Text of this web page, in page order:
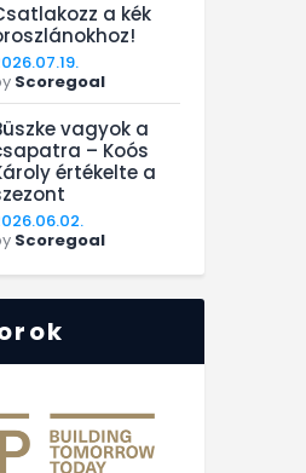
a kék
Scoregoal
vagyok a
– Koós
értékelte a
Scoregoal